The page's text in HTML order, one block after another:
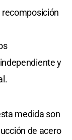
y
medida son
de acero